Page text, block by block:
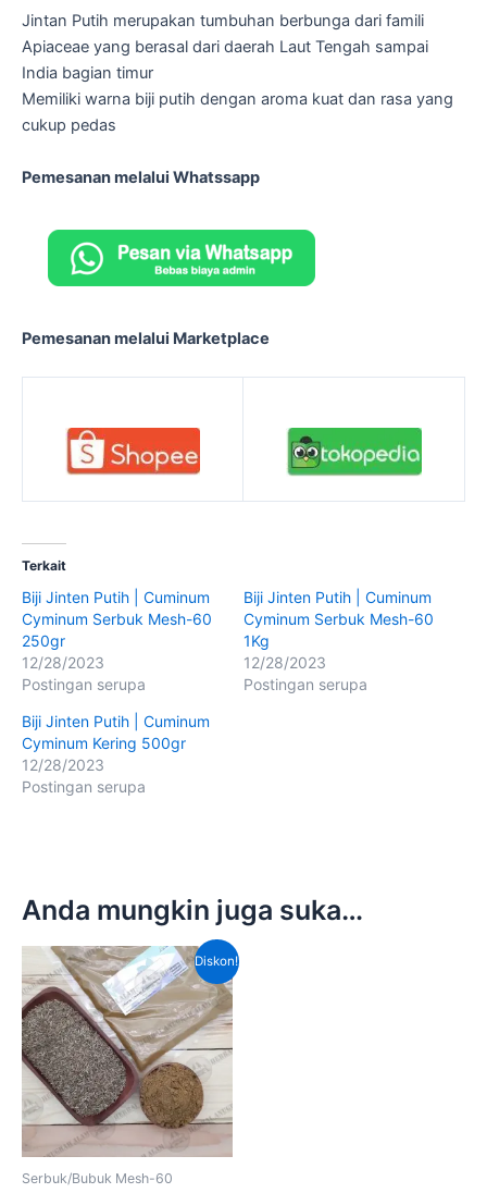
Jintan Putih merupakan tumbuhan berbunga dari famili
Apiaceae yang berasal dari daerah Laut Tengah sampai
India bagian timur
Memiliki warna biji putih dengan aroma kuat dan rasa yang
cukup pedas
Pemesanan melalui Whatssapp
Pemesanan melalui Marketplace
Terkait
Biji Jinten Putih | Cuminum
Cyminum Serbuk Mesh-60
250gr
12/28/2023
Postingan serupa
Biji Jinten Putih | Cuminum
Cyminum Serbuk Mesh-60
1Kg
12/28/2023
Postingan serupa
Biji Jinten Putih | Cuminum
Cyminum Kering 500gr
12/28/2023
Postingan serupa
Anda mungkin juga suka…
Diskon!
Serbuk/Bubuk Mesh-60
Harga
aslinya
adalah:
Rp140,000.00.
Harga
saat
ini
adalah:
Rp100,000.00.